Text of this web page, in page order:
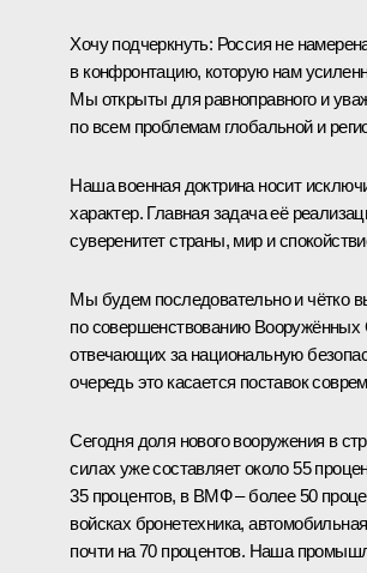
Хочу подчеркнуть: Россия не
в конфронтацию, которую нам
Мы открыты для равноправного и
по всем проблемам глобальной и
Наша военная доктрина носит
характер. Главная задача её
суверенитет страны, мир и
Мы будем последовательно и чётко
по совершенствованию Вооружённых
отвечающих за национальную
очередь это касается поставок
Сегодня доля нового вооружения в
силах уже составляет около 55
35 процентов, в ВМФ – более 50
войсках бронетехника,
почти на 70 процентов. Наша